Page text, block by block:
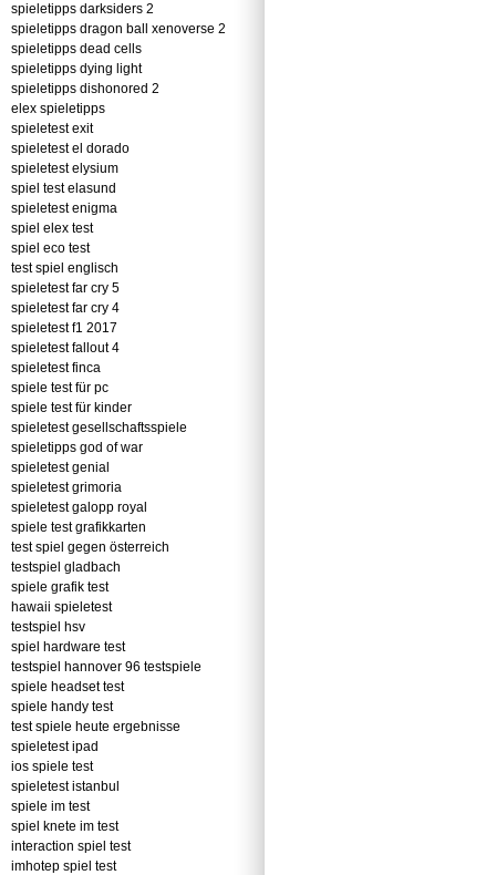
spieletipps darksiders 2
spieletipps dragon ball xenoverse 2
spieletipps dead cells
spieletipps dying light
spieletipps dishonored 2
elex spieletipps
spieletest exit
spieletest el dorado
spieletest elysium
spiel test elasund
spieletest enigma
spiel elex test
spiel eco test
test spiel englisch
spieletest far cry 5
spieletest far cry 4
spieletest f1 2017
spieletest fallout 4
spieletest finca
spiele test für pc
spiele test für kinder
spieletest gesellschaftsspiele
spieletipps god of war
spieletest genial
spieletest grimoria
spieletest galopp royal
spiele test grafikkarten
test spiel gegen österreich
testspiel gladbach
spiele grafik test
hawaii spieletest
testspiel hsv
spiel hardware test
testspiel hannover 96 testspiele
spiele headset test
spiele handy test
test spiele heute ergebnisse
spieletest ipad
ios spiele test
spieletest istanbul
spiele im test
spiel knete im test
interaction spiel test
imhotep spiel test